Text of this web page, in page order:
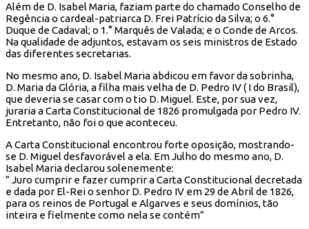
Além de D. Isabel Maria, faziam parte do chamado Conselho de
Regência o cardeal-patriarca D. Frei Patrício da Silva; o 6.°
Duque de Cadaval; o 1.° Marquês de Valada; e o Conde de Arcos.
Na qualidade de adjuntos, estavam os seis ministros de Estado
das diferentes secretarias.
No mesmo ano, D. Isabel Maria abdicou em favor da sobrinha,
D. Maria da Glória, a filha mais velha de D. Pedro IV ( I do Brasil),
que deveria se casar com o tio D. Miguel. Este, por sua vez,
juraria a Carta Constitucional de 1826 promulgada por Pedro IV.
Entretanto, não foi o que aconteceu.
A Carta Constitucional encontrou forte oposição, mostrando-
se D. Miguel desfavorável a ela. Em Julho do mesmo ano, D.
Isabel Maria declarou solenemente:
” Juro cumprir e fazer cumprir a Carta Constitucional decretada
e dada por El-Rei o senhor D. Pedro IV em 29 de Abril de 1826,
para os reinos de Portugal e Algarves e seus domínios, tão
inteira e fielmente como nela se contém”